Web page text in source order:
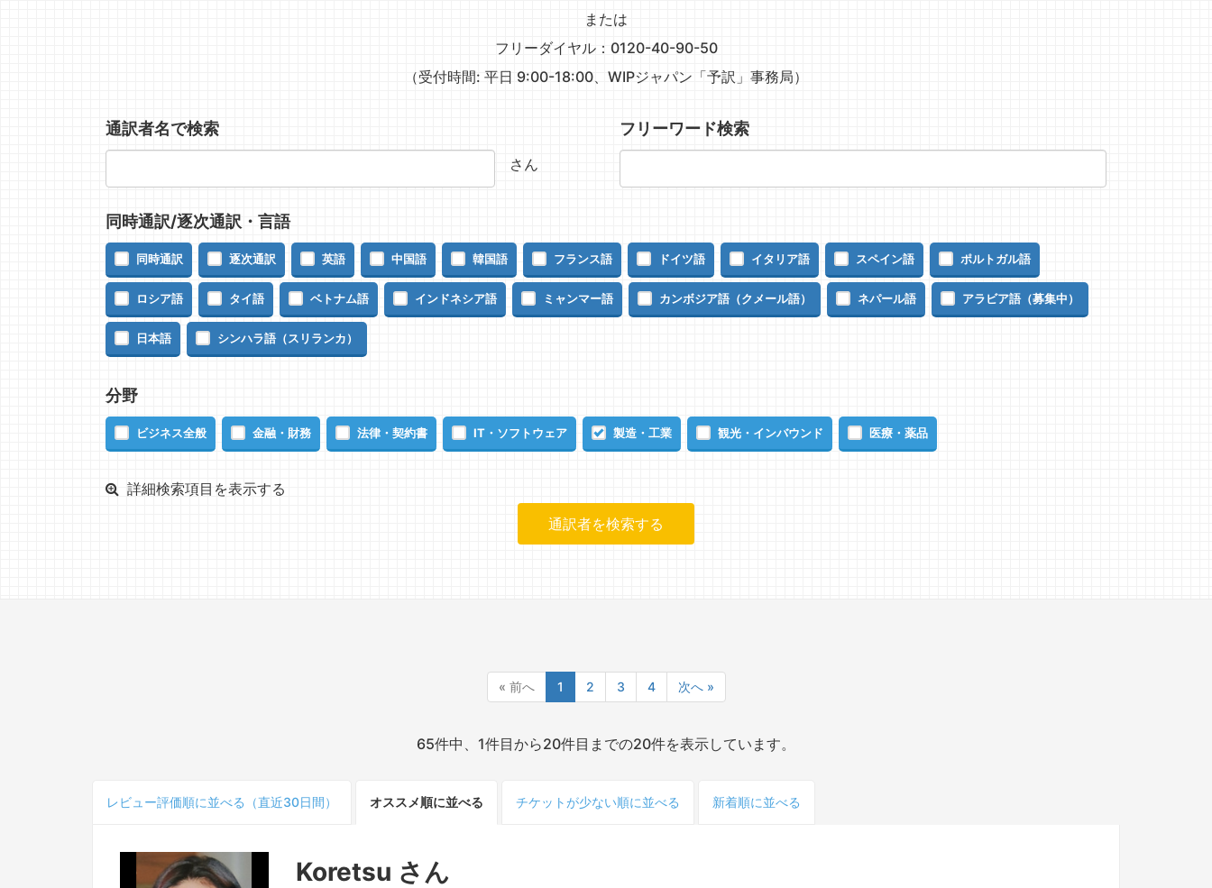
または
フリーダイヤル：0120-40-90-50
（受付時間: 平日 9:00-18:00、WIPジャパン「予訳」事務局）
通訳者名で検索
さん
フリーワード検索
同時通訳/逐次通訳・言語
同時通訳 逐次通訳 英語 中国語 韓国語 フランス語 ドイツ語 イタリア語 スペイン語 ポルトガル語
ロシア語 タイ語 ベトナム語 インドネシア語 ミャンマー語 カンボジア語（クメール語） ネパール語 アラビア語（募集中）
日本語 シンハラ語（スリランカ）
分野
ビジネス全般 金融・財務 法律・契約書 IT・ソフトウェア 製造・工業 観光・インバウンド 医療・薬品
詳細検索項目を表示する
« 前へ 1 2 3 4 次へ »
65件中、1件目から20件目までの20件を表示しています。
レビュー評価順に並べる（直近30日間） オススメ順に並べる チケットが少ない順に並べる 新着順に並べる
Koretsu さん